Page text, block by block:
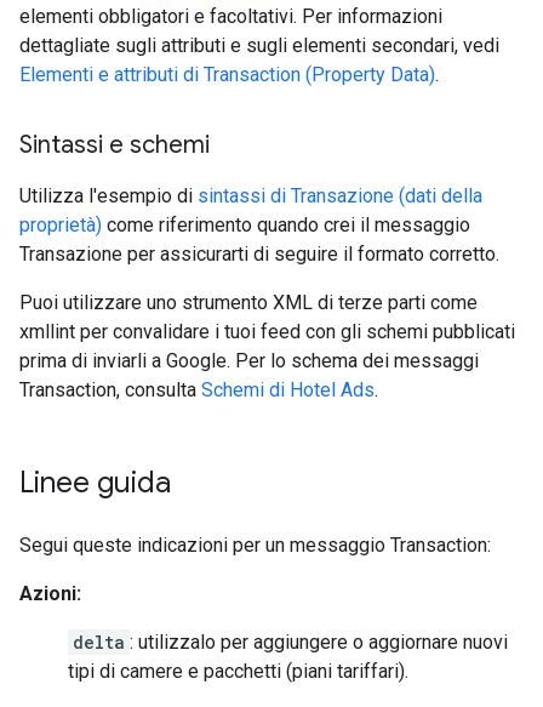
elementi obbligatori e facoltativi. Per informazioni
dettagliate sugli attributi e sugli elementi secondari, vedi
Elementi e attributi di Transaction (Property Data).
Sintassi e schemi
Utilizza l'esempio di sintassi di Transazione (dati della
proprietà) come riferimento quando crei il messaggio
Transazione per assicurarti di seguire il formato corretto.
Puoi utilizzare uno strumento XML di terze parti come
xmllint per convalidare i tuoi feed con gli schemi pubblicati
prima di inviarli a Google. Per lo schema dei messaggi
Transaction, consulta Schemi di Hotel Ads.
Linee guida
Segui queste indicazioni per un messaggio Transaction:
Azioni:
delta : utilizzalo per aggiungere o aggiornare nuovi
tipi di camere e pacchetti (piani tariffari).